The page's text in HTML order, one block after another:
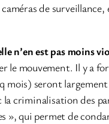
de
n’en est pas moins
le mouvement. Il y a
seront largement
la criminalisation des
», qui permet de